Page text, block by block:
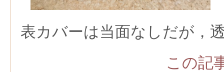
表カバーは当面なしだが，
この記